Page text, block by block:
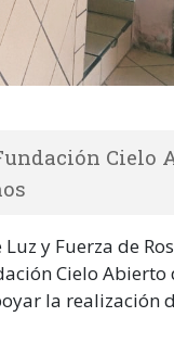
Cielo
y Fuerza de
Cielo Abierto
la realización